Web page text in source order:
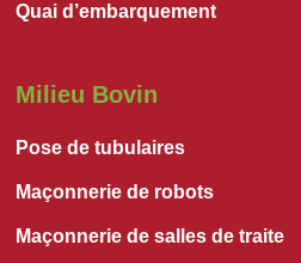
Quai d’embarquement
Milieu Bovin
Pose de tubulaires
Maçonnerie de robots
Maçonnerie de salles de traite